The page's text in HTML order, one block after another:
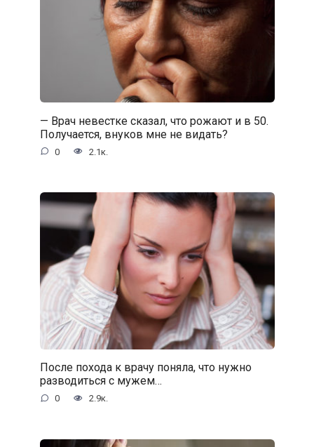
— Врач невестке сказал, что рожают и в 50.
Получается, внуков мне не видать?
0 2.1к.
После похода к врачу поняла, что нужно
разводиться с мужем…
0 2.9к.